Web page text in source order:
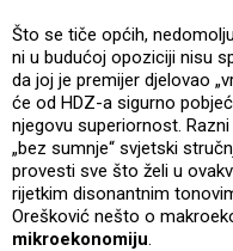
Što se tiče općih,
ni u budućoj opoziciji nisu
da joj je premijer djelovao
će od HDZ-a sigurno
njegovu superiornost.
„bez sumnje“ svjetski
provesti sve što želi u
rijetkim disonantnim
Orešković nešto o
mikroekonomiju.